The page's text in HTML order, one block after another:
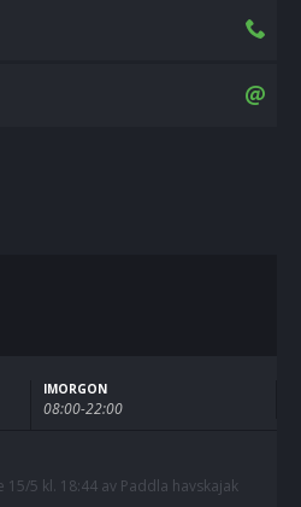
IMORGON
08:00-22:00
5 kl. 18:44 av Paddla havskajak